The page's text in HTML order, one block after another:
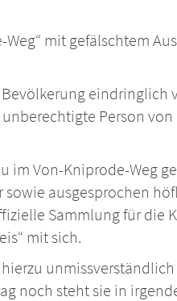
mit gefälschtem
Person
im Von-Kniprode-Weg
ausgesprochen
Sammlung für
mit sich.
hierzu
noch steht sie in